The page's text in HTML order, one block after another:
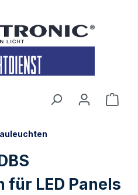
LED Panels